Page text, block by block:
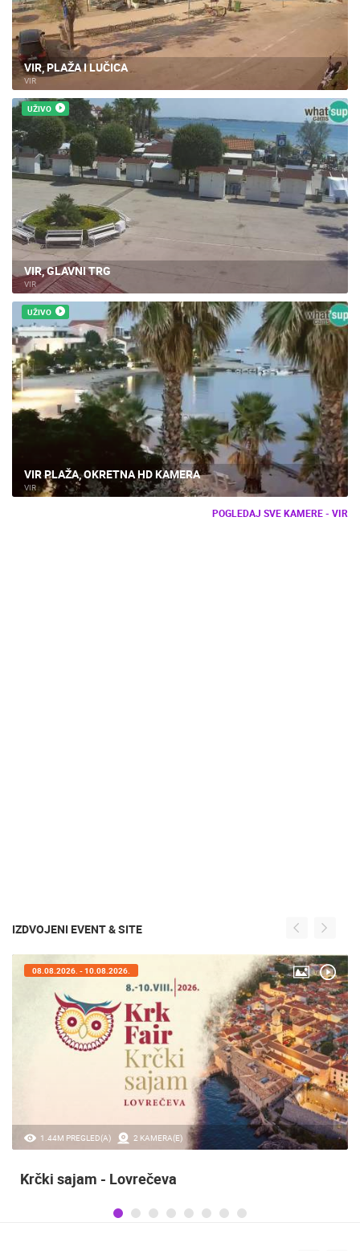
VIR, PLAŽA I LUČICA
VIR
UŽIVO
VIR, GLAVNI TRG
VIR
UŽIVO
VIR PLAŽA, OKRETNA HD KAMERA
VIR
POGLEDAJ SVE KAMERE - VIR
IZDVOJENI EVENT & SITE
1.44M PREGLED(A) 2 KAMERA(E)
08.08.2026. - 10.08.2026.
Krčki sajam - Lovrečeva